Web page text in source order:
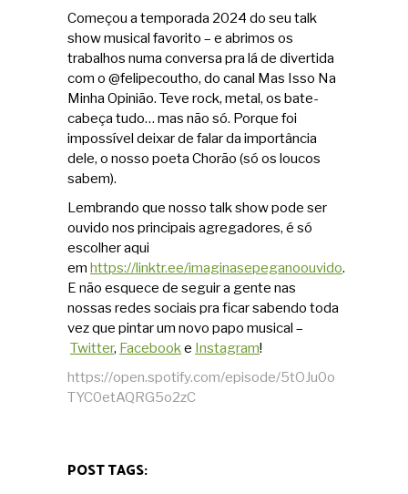
Começou a temporada 2024 do seu talk
show musical favorito – e abrimos os
trabalhos numa conversa pra lá de divertida
com o @felipecoutho, do canal Mas Isso Na
Minha Opinião. Teve rock, metal, os bate-
cabeça tudo… mas não só. Porque foi
impossível deixar de falar da importância
dele, o nosso poeta Chorão (só os loucos
sabem).
Lembrando que nosso talk show pode ser
ouvido nos principais agregadores, é só
escolher aqui
em https://linktr.ee/imaginasepeganoouvido.
E não esquece de seguir a gente nas
nossas redes sociais pra ficar sabendo toda
vez que pintar um novo papo musical –
Twitter, Facebooke Instagram!
https://open.spotify.com/episode/5tOJu0o
TYC0etAQRG5o2zC
POST TAGS: